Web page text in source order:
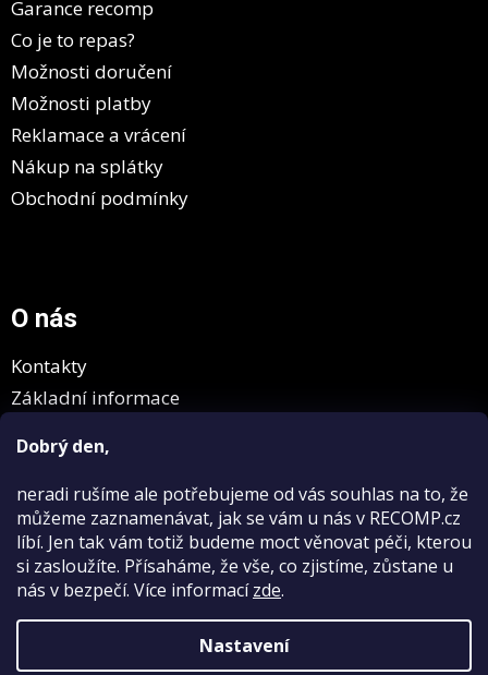
Dobrý den,
neradi rušíme ale potřebujeme od vás souhlas na to, že
můžeme zaznamenávat, jak se vám u nás v RECOMP.cz
líbí. Jen tak vám totiž budeme moct věnovat péči, kterou
si zasloužíte. Přísaháme, že vše, co zjistíme, zůstane u
nás v bezpečí. Více informacízde.
Nastavení
Garance recomp
Co je to repas?
Možnosti doručení
Možnosti platby
Reklamace a vrácení
Nákup na splátky
Obchodní podmínky
O nás
Kontakty
Základní informace